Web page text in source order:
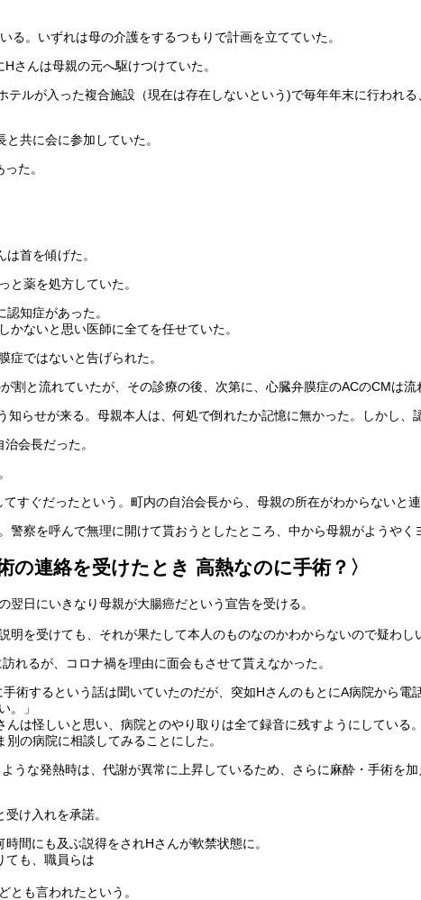
。いずれは母の介護をするつもりで計画を立てていた。
さんは母親の元へ駆けつけていた。
ルが入った複合施設（現在は存在しないという)で毎年年末に行われ
共に会に参加していた。
た。
は首を傾げた。
と薬を処方していた。
知症があった。
ないと思い医師に全てを任せていた。
症ではないと告げられた。
割と流れていたが、その診療の後、次第に、心臓弁膜症のACのCMは
らせが来る。母親本人は、何処で倒れたか記憶に無かった。しかし、
会長だった。
すぐだったという。町内の自治会長から、母親の所在がわからないと連
察を呼んで無理に開けて貰おうとしたところ、中から母親がようや
の連絡を受けたとき 高熱なのに手術？〉
日にいきなり母親が大腸癌だという宣告を受ける。
を受けても、それが果たして本人のものなのかわからないので疑わし
れるが、コロナ禍を理由に面会もさせて貰えなかった。
術するという話は聞いていたのだが、突如HさんのもとにA病院から電
。」
は怪しいと思い、病院とのやり取りは全て録音に残すようにしている。
の病院に相談してみることにした。
な発熱時は、代謝が異常に上昇しているため、さらに麻酔・手術を
け入れを承諾。
間にも及ぶ説得をされHさんが軟禁状態に。
ても、職員らは
とも言われたという。